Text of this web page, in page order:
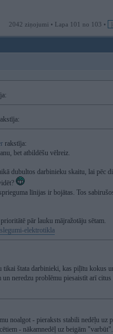
2042 ziņojumi • Lapa 101 no 103 •
rakstīja:
bet atbildēšu vēlreiz.
dubultos darbinieku skaitu, lai pēc
līnijas ir bojātas. Tos
pār lauku mājražotāju sētam.
elektrotikla
tikai štata darbinieki, kas piļītu kokus
un neredzu problēmu piesaistīt arī
noalgot - pieraksts stabili nedēļu uz
- nākamnedēļ uz beigām "varbūt".